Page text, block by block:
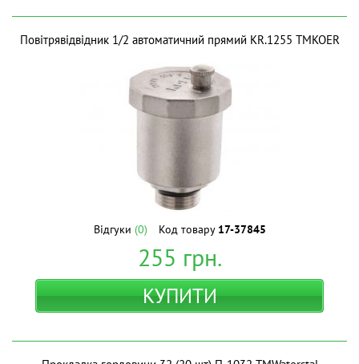
Повітрявідвідник 1/2 автоматичний прямий KR.1255 ТМKOER
Відгуки (0) Код товару 17-37845
255 грн.
КУПИТИ